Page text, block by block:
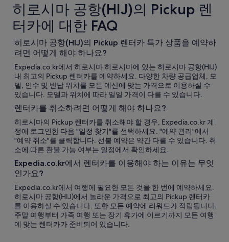
히로시마 공항(HIJ)의 Pickup 렌
터카에 대한 FAQ
히로시마 공항(HIJ)의 Pickup 렌터카 특가 상품을 예약하
려면 어떻게 해야 하나요?
Expedia.co.kr에서 히로시마 히로시마에 있는 히로시마 공항(HIJ)
내 최고의 Pickup 렌터카를 예약하세요. 다양한 차량 공급업체, 모
델, 인수 및 반납 위치를 모든 예산에 맞는 가격으로 이용하실 수
있습니다. 모델과 위치에 따라 일일 가격이 다를 수 있습니다.
렌터카를 취소하려면 어떻게 해야 하나요?
히로시마의 Pickup 렌터카를 취소해야 할 경우, Expedia.co.kr 계
정에 로그인한 다음 "일정 찾기"를 선택하세요. "예약 관리"에서
"예약 취소"를 클릭합니다. 선불 예약은 약간 다를 수 있습니다. 취
소에 따른 환불 가능 여부는 일정에서 확인하세요.
Expedia.co.kr에서 렌터카를 이용해야 하는 이유는 무엇
인가요?
Expedia.co.kr에서 여행에 필요한 모든 것을 한 번에 예약하세요.
히로시마 공항(HIJ)에서 놀라운 가격으로 최고의 Pickup 렌터카
를 이용하실 수 있습니다. 또한 모든 예약에 리워드가 적립됩니다.
주말 여행부터 가족 여행 또는 장기 휴가에 이르기까지 모든 여행
에 맞는 렌터카가 준비되어 있습니다.